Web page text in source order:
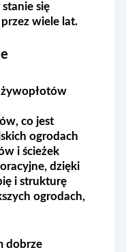
się
wiele lat.
co jest
ogrodach
i ścieżek
dzięki
i strukturę
ogrodach,
dobrze